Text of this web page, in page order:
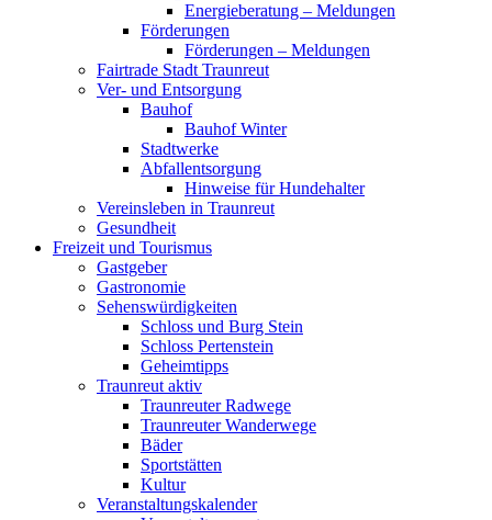
Energieberatung – Meldungen
Förderungen
Förderungen – Meldungen
Fairtrade Stadt Traunreut
Ver- und Entsorgung
Bauhof
Bauhof Winter
Stadtwerke
Abfallentsorgung
Hinweise für Hundehalter
Vereinsleben in Traunreut
Gesundheit
Freizeit und Tourismus
Gastgeber
Gastronomie
Sehenswürdigkeiten
Schloss und Burg Stein
Schloss Pertenstein
Geheimtipps
Traunreut aktiv
Traunreuter Radwege
Traunreuter Wanderwege
Bäder
Sportstätten
Kultur
Veranstaltungskalender